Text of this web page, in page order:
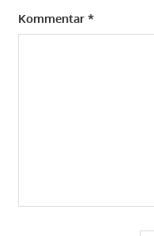
Kommentar *